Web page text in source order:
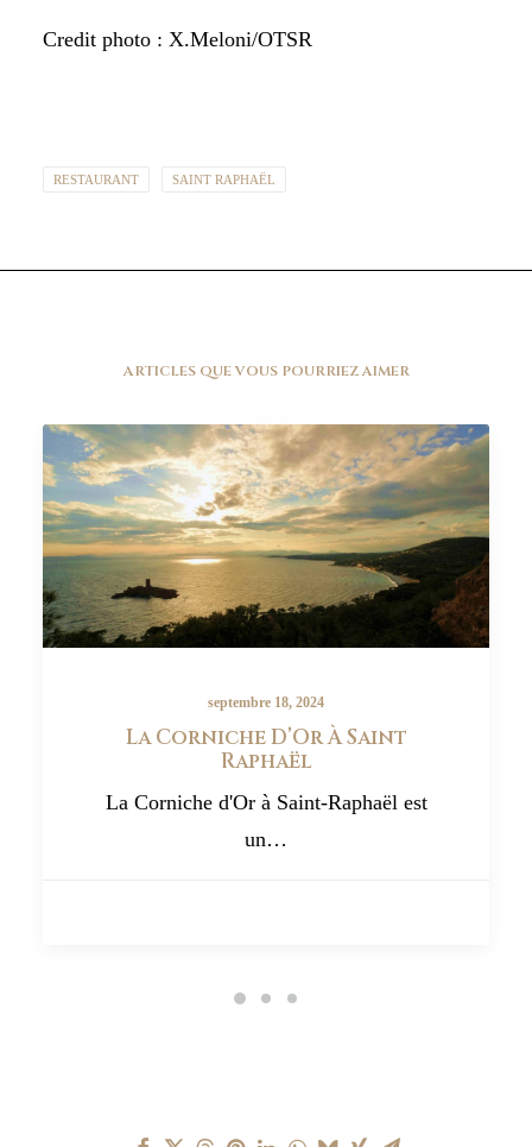
Credit photo : X.Meloni/OTSR
RESTAURANT SAINT RAPHAËL
ARTICLES QUE VOUS POURRIEZ AIMER
septembre 18, 2024
La Corniche D’Or À Saint
Raphaël
La Corniche d'Or à Saint-Raphaël est
un…